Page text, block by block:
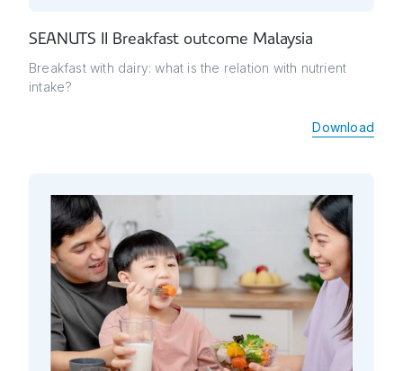
SEANUTS II Breakfast outcome Malaysia
Breakfast with dairy: what is the relation with nutrient
intake?
Download